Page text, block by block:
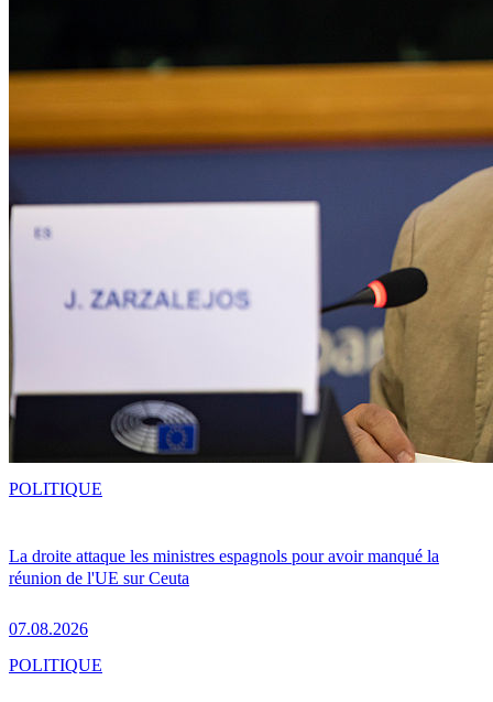
La droite attaque les ministres espagnols pour avoir manqué la
réunion de l'UE sur Ceuta
07.08.2026
POLITIQUE
POLITIQUE